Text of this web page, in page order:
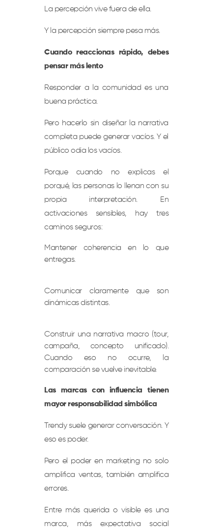
La percepción vive fuera de ella.
Y la percepción siempre pesa más.
Cuando reaccionas rápido, debes
pensar más lento
Responder a la comunidad es una
buena práctica.
Pero hacerlo sin diseñar la narrativa
completa puede generar vacíos. Y el
público odia los vacíos.
Porque cuando no explicas el
porqué, las personas lo llenan con su
propia interpretación. En
activaciones sensibles, hay tres
caminos seguros:
Mantener coherencia en lo que
entregas.
Comunicar claramente que son
dinámicas distintas.
Construir una narrativa macro (tour,
campaña, concepto unificado).
Cuando eso no ocurre, la
comparación se vuelve inevitable.
Las marcas con influencia tienen
mayor responsabilidad simbólica
Trendy suele generar conversación. Y
eso es poder.
Pero el poder en marketing no solo
amplifica ventas, también amplifica
errores.
Entre más querida o visible es una
marca, más expectativa social